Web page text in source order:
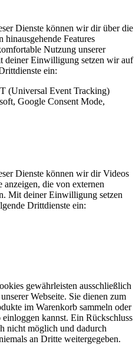
Dienste können wir dir über die
hinausgehende Features
Nutzung unserer
deiner Einwilligung setzen wir auf
ein:
(Universal Event Tracking)
Google Consent Mode,
Dienste können wir dir Videos
anzeigen, die von externen
Mit deiner Einwilligung setzen
Drittdienste ein:
gewährleisten ausschließlich
Webseite. Sie dienen zum
im Warenkorb sammeln oder
kannst. Ein Rückschluss
nicht möglich und dadurch
an Dritte weitergegeben.